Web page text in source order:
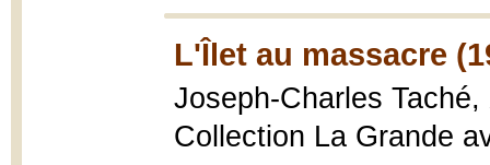
L'Îlet au massacre
Joseph-Charles Taché,
Collection La Grande